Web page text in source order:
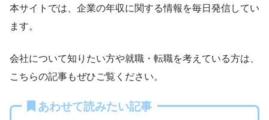
本サイトでは、企業の年収に関する情報を毎日発信してい
ます。
会社について知りたい方や就職・転職を考えている方は、
こちらの記事もぜひご覧ください。
あわせて読みたい記事